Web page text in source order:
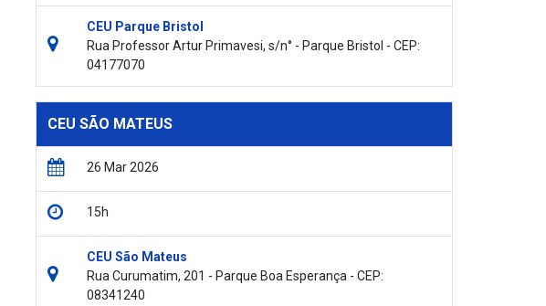
CEU Parque Bristol
Rua Professor Artur Primavesi, s/n° - Parque Bristol - CEP:
04177070
CEU SÃO MATEUS
26 Mar 2026
15h
CEU São Mateus
Rua Curumatim, 201 - Parque Boa Esperança - CEP:
08341240